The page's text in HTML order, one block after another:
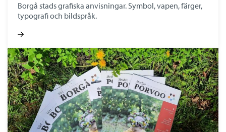
Borgå stads grafiska anvisningar. Symbol, vapen, färger,
typografi och bildspråk.